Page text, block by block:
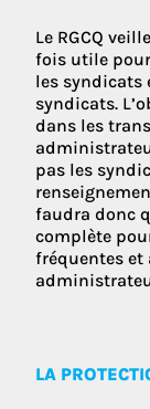
Le RGCQ
fois utile
les syndicats
syndicats.
dans les
pas les
faudra donc
complète
fréquentes et
LA